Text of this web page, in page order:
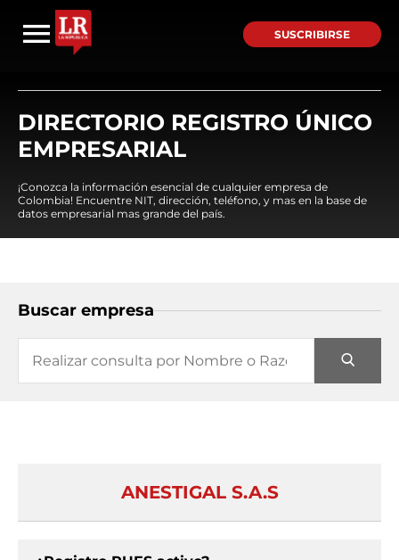
SUSCRIBIRSE
DIRECTORIO REGISTRO ÚNICO
EMPRESARIAL
¡Conozca la información esencial de cualquier empresa de
Colombia! Encuentre NIT, dirección, teléfono, y mas en la base de
datos empresarial mas grande del país.
Buscar empresa
ANESTIGAL S.A.S